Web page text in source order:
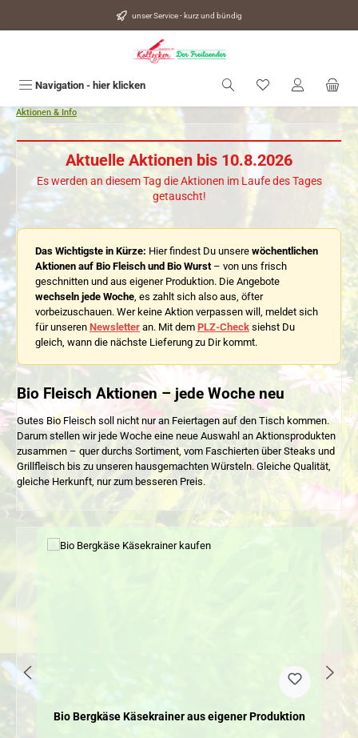
unser Service - kurz und bündig
Navigation - hier klicken Du hast 0
Aktionen & Info
Aktuelle Aktionen bis 10.8.2026
Es werden an diesem Tag die Aktionen im Laufe des Tages
getauscht!
Das Wichtigste in Kürze: Hier findest Du unsere wöchentlichen
Aktionen auf Bio Fleisch und Bio Wurst– von uns frisch
geschnitten und aus eigener Produktion. Die Angebote
wechseln jede Woche, es zahlt sich also aus, öfter
vorbeizuschauen. Wer keine Aktion verpassen will, meldet sich
für unseren Newsletter an. Mit dem PLZ-Check siehst Du
gleich, wann die nächste Lieferung zu Dir kommt.
Bio Fleisch Aktionen – jede Woche neu
Gutes Bio Fleisch soll nicht nur an Feiertagen auf den Tisch kommen.
Darum stellen wir jede Woche eine neue Auswahl an Aktionsprodukten
zusammen – quer durchs Sortiment, vom Faschierten über Steaks und
Grillfleisch bis zu unseren hausgemachten Würsteln. Gleiche Qualität,
gleiche Herkunft, nur zum besseren Preis.
Bio Bergkäse Käsekrainer aus eigener Produktion